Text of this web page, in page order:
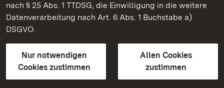
nach § 25 Abs. 1 TTDSG, die Einwilligung in die weitere
Datenverarbeitung nach Art. 6 Abs. 1 Buchstabe a)
DSGVO.
Nur notwendigen
Cookies zustimmen
Allen Cookies
zustimmen
Staatliche Schlösser und Gärten Baden-Württemberg
Kontakt
GebärdenspracheLeichte Sprache
Erklärung zur Barrierefreiheit
BITV-konform (geprüfte Seiten)